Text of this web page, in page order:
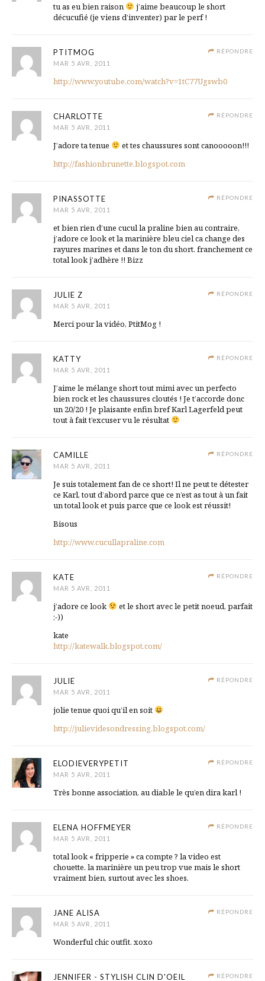
tu as eu bien raison
j’aime beaucoup le short
décucufié (je viens d’inventer) par le perf !
RÉPONDRE
PTITMOG
MAR 5 AVR, 2011
http://www.youtube.com/watch?v=1tC77Ugswb0
RÉPONDRE
CHARLOTTE
MAR 5 AVR, 2011
J’adore ta tenue
et tes chaussures sont canooooon!!!
http://fashionbrunette.blogspot.com
RÉPONDRE
PINASSOTTE
MAR 5 AVR, 2011
et bien rien d’une cucul la praline bien au contraire,
j’adore ce look et la marinière bleu ciel ca change des
rayures marines et dans le ton du short. franchement ce
total look j’adhère !! Bizz
RÉPONDRE
JULIE Z
MAR 5 AVR, 2011
Merci pour la vidéo, PtitMog !
RÉPONDRE
KATTY
MAR 5 AVR, 2011
J’aime le mélange short tout mimi avec un perfecto
bien rock et les chaussures cloutés ! Je t’accorde donc
un 20/20 ! Je plaisante enfin bref Karl Lagerfeld peut
tout à fait t’excuser vu le résultat
RÉPONDRE
CAMILLE
MAR 5 AVR, 2011
Je suis totalement fan de ce short! Il ne peut te détester
ce Karl, tout d’abord parce que ce n’est as tout à un fait
un total look et puis parce que ce look est réussit!
Bisous
http://www.cucullapraline.com
RÉPONDRE
KATE
MAR 5 AVR, 2011
j’adore ce look
et le short avec le petit noeud, parfait
;-))
kate
http://katewalk.blogspot.com/
RÉPONDRE
JULIE
MAR 5 AVR, 2011
jolie tenue quoi qu’il en soit
http://julievidesondressing.blogspot.com/
RÉPONDRE
ELODIEVERYPETIT
MAR 5 AVR, 2011
Très bonne association, au diable le qu’en dira karl !
RÉPONDRE
ELENA HOFFMEYER
MAR 5 AVR, 2011
total look « fripperie » ca compte ? la video est
chouette. la marinière un peu trop vue mais le short
vraiment bien, surtout avec les shoes.
RÉPONDRE
JANE ALISA
MAR 5 AVR, 2011
Wonderful chic outfit. xoxo
RÉPONDRE
JENNIFER - STYLISH CLIN D'OEIL